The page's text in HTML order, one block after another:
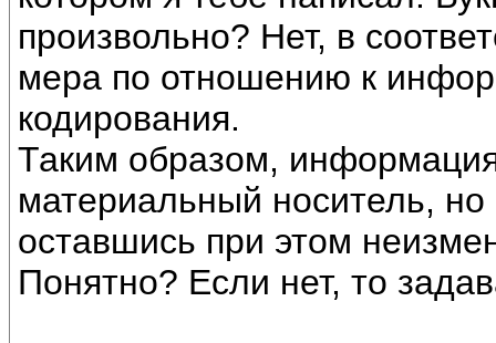
произвольно? Нет, в
мера по отношению к
кодирования.
Таким образом,
материальный носитель,
оставшись при этом
Понятно? Если нет, то